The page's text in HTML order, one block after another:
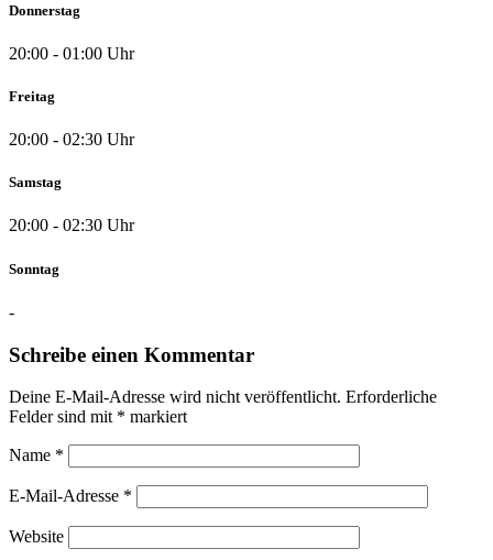
Donnerstag
20:00 - 01:00 Uhr
Freitag
20:00 - 02:30 Uhr
Samstag
20:00 - 02:30 Uhr
Sonntag
-
Schreibe einen Kommentar
Deine E-Mail-Adresse wird nicht veröffentlicht. Erforderliche
Felder sind mit * markiert
Name *
E-Mail-Adresse *
Website